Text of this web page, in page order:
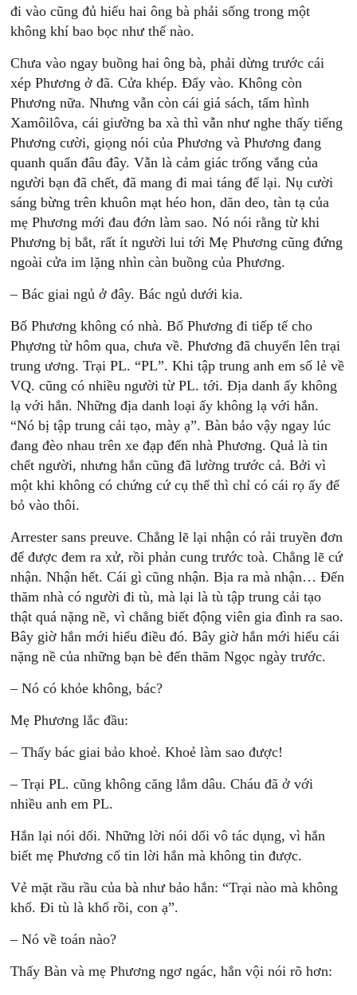
đi vào cũng đủ hiểu hai ông bà phải sống trong một
không khí bao bọc như thế nào.
Chưa vào ngay buồng hai ông bà, phải dừng trước cái
xép Phương ở đã. Cửa khép. Đẩy vào. Không còn
Phương nữa. Nhưng vẫn còn cái giá sách, tấm hình
Xamôilôva, cái giường ba xà thì vẫn như nghe thấy tiếng
Phương cười, giọng nói của Phương và Phương đang
quanh quẩn đâu đây. Vẫn là cảm giác trống vắng của
người bạn đã chết, đã mang đi mai táng để lại. Nụ cười
sáng bừng trên khuôn mạt héo hon, dăn deo, tàn tạ của
mẹ Phương mới đau đớn làm sao. Nó nói rằng từ khi
Phương bị bắt, rất ít người lui tới Mẹ Phương cũng đứng
ngoài cửa im lặng nhìn càn buồng của Phương.
– Bác giai ngủ ở đây. Bác ngủ dưới kia.
Bố Phương không có nhà. Bố Phương đi tiếp tế cho
Phựơng từ hôm qua, chưa về. Phương đã chuyển lên trại
trung ương. Trại PL. “PL”. Khi tập trung anh em số lẻ về
VQ. cũng có nhiều người từ PL. tới. Địa danh ấy không
lạ với hắn. Những địa danh loại ấy không lạ với hắn.
“Nó bị tập trung cải tạo, mày ạ”. Bàn bảo vậy ngay lúc
đang đèo nhau trên xe đạp đến nhà Phương. Quả là tin
chết người, nhưng hắn cũng đã lường trước cả. Bởi vì
một khi không có chứng cứ cụ thể thì chỉ có cái rọ ấy để
bỏ vào thôi.
Arrester sans preuve. Chẳng lẽ lại nhận có rải truyền đơn
để được đem ra xử, rồi phản cung trước toà. Chẳng lẽ cứ
nhận. Nhận hết. Cái gì cũng nhận. Bịa ra mà nhận… Đến
thăm nhà có người đi tù, mà lại là tù tập trung cải tạo
thật quá nặng nề, vì chẳng biết động viên gia đình ra sao.
Bây giờ hắn mới hiểu điều đó. Bây giờ hắn mới hiểu cái
nặng nề của những bạn bè đến thăm Ngọc ngày trước.
– Nó có khỏe không, bác?
Mẹ Phương lắc đầu:
– Thấy bác giai bảo khoẻ. Khoẻ làm sao được!
– Trại PL. cũng không căng lắm dâu. Cháu đã ở với
nhiều anh em PL.
Hắn lại nói dối. Những lời nói dối vô tác dụng, vì hắn
biết mẹ Phương cố tin lời hắn mà không tin được.
Vẻ mặt rầu rầu của bà như bảo hắn: “Trại nào mà không
khổ. Đi tù là khổ rồi, con ạ”.
– Nó về toán nào?
Thấy Bàn và mẹ Phương ngơ ngác, hắn vội nói rõ hơn: